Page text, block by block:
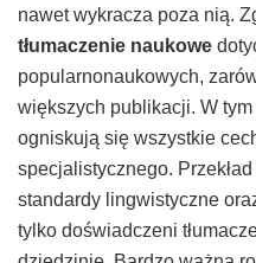
nawet wykracza poza nią.
tłumaczenie naukowe
popularnonaukowych,
większych publikacji. W
ogniskują się wszystkie
specjalistycznego.
standardy lingwistyczne
tylko doświadczeni